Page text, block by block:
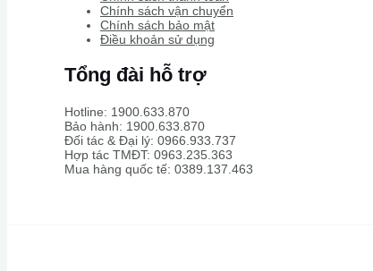
Chính sách vận chuyển
Chính sách bảo mật
Điều khoản sử dụng
Tổng đài hỗ trợ
Hotline: 1900.633.870
Bảo hành: 1900.633.870
Đối tác & Đại lý: 0966.933.737
Hợp tác TMĐT: 0963.235.363
Mua hàng quốc tế: 0389.137.463